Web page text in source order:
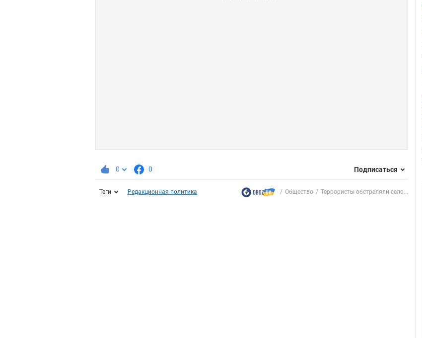
0 0 Подписаться
Теги Редакционная политика Общество Террористы обстреляли село...